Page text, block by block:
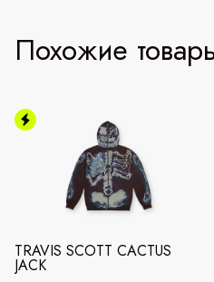
Похожие
TRAVIS SCOTT CACTUS
JACK